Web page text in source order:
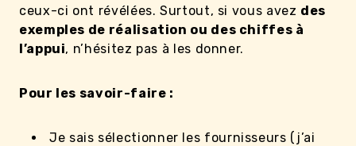
ceux-ci ont révélées. Surtout, si vous avez des
exemples de réalisation ou des chiffes à
l’appui, n’hésitez pas à les donner.
Pour les savoir-faire :
Je sais sélectionner les fournisseurs (j’ai